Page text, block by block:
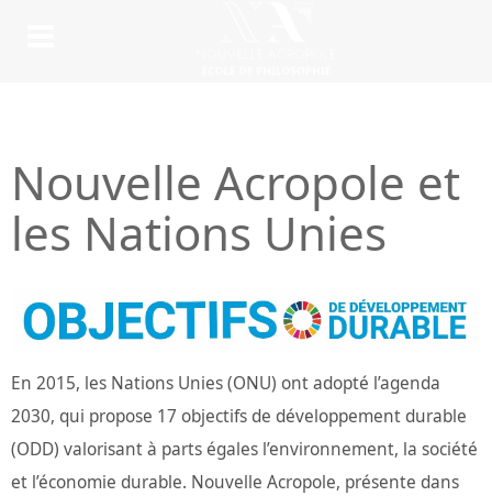
Nouvelle Acropole et
les Nations Unies
En 2015, les Nations Unies (ONU) ont adopté l’agenda
2030, qui propose 17 objectifs de développement durable
(ODD) valorisant à parts égales l’environnement, la société
et l’économie durable. Nouvelle Acropole, présente dans